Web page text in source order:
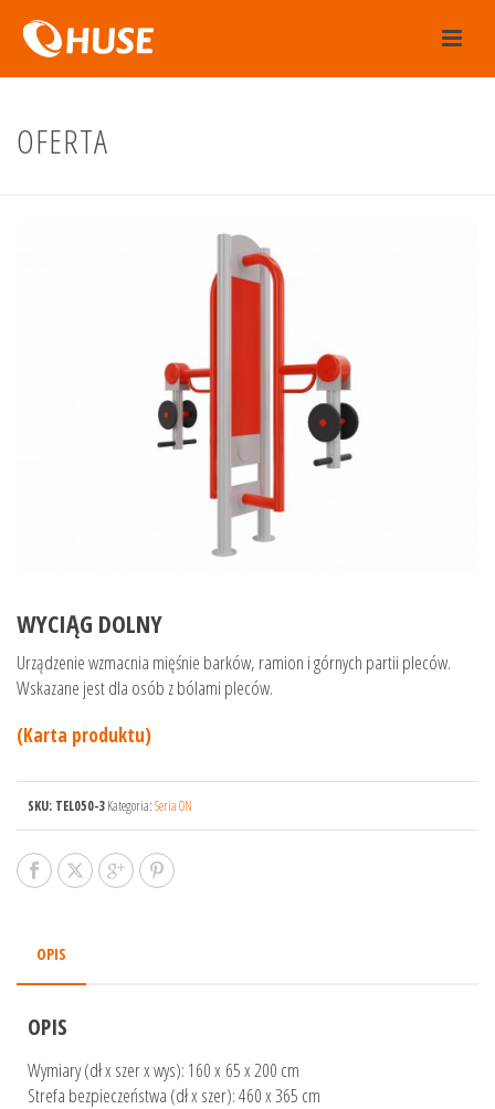
OFERTA
WYCIĄG DOLNY
Urządzenie wzmacnia mięśnie barków, ramion i górnych partii pleców.
Wskazane jest dla osób z bólami pleców.
(Karta produktu)
SKU: TEL050-3Kategoria:Seria ON
OPIS
OPIS
Wymiary (dł x szer x wys): 160 x 65 x 200 cm
Strefa bezpieczeństwa (dł x szer): 460 x 365 cm